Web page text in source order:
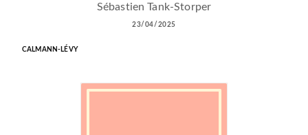
Sébastien Tank-Storper
23/04/2025
CALMANN-LÉVY